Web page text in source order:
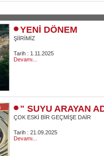
YENİ DÖNEM
ŞİİRİMİZ
Tarih : 1.11.2025
Devamı...
" SUYU ARAYAN
ÇOK ESKİ BİR GEÇMİŞE DAİR
Tarih : 21.09.2025
Devamı...